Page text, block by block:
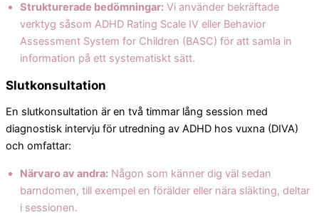
Strukturerade bedömningar: Vi använder bekräftade
verktyg såsom ADHD Rating Scale IV eller Behavior
Assessment System for Children (BASC) för att samla in
information på ett systematiskt sätt.
Slutkonsultation
En slutkonsultation är en två timmar lång session med
diagnostisk intervju för utredning av ADHD hos vuxna (DIVA)
och omfattar:
Närvaro av andra: Någon som känner dig väl sedan
barndomen, till exempel en förälder eller nära släkting, deltar
i sessionen.